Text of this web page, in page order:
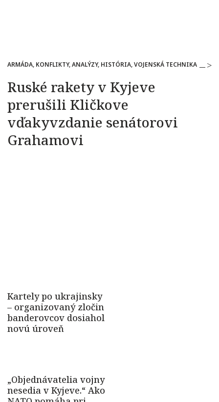
ARMÁDA, KONFLIKTY, ANALÝZY, HISTÓRIA, VOJENSKÁ TECHNIKA